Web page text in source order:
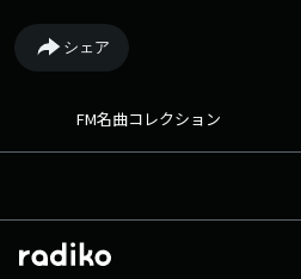
https://fmfukuoka.co.jp/message/
シェア
FM名曲コレクション